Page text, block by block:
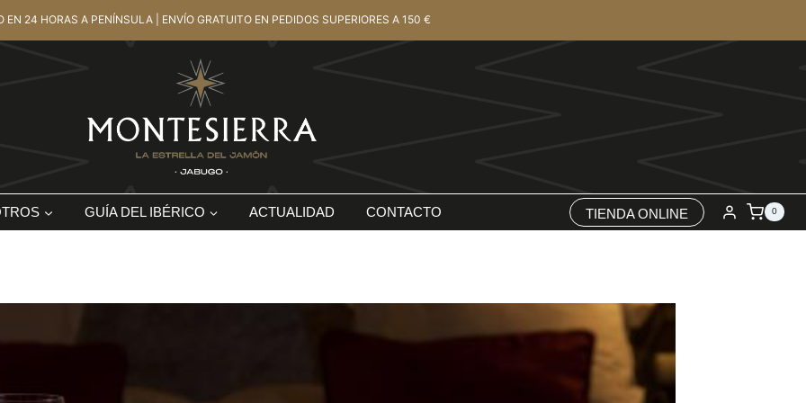
EN 24 HORAS A PENÍNSULA | ENVÍO GRATUITO EN PEDIDOS SUPERIORES A 150 €
GUÍA DEL IBÉRICO ACTUALIDAD CONTACTO TIENDA ONLINE 0